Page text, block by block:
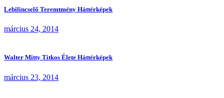
Lebilincselő Teremtmény Háttérképek
március 24, 2014
Walter Mitty Titkos Élete Háttérképek
március 23, 2014